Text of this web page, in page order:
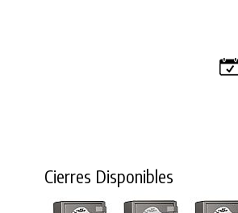
Cierres Disponibles